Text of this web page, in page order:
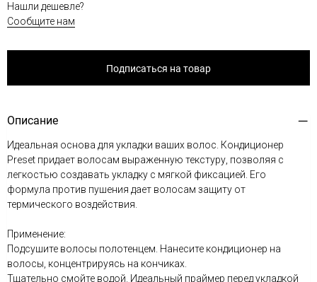
Нашли дешевле?
Сообщите нам
Подписаться на товар
Описание
Идеальная основа для укладки ваших волос. Кондиционер
Preset придает волосам выраженную текстуру, позволяя с
легкостью создавать укладку с мягкой фиксацией. Его
формула против пушения дает волосам защиту от
термического воздействия.
Применение:
Подсушите волосы полотенцем. Нанесите кондиционер на
волосы, концентрируясь на кончиках.
Тщательно смойте водой. Идеальный праймер перед укладкой